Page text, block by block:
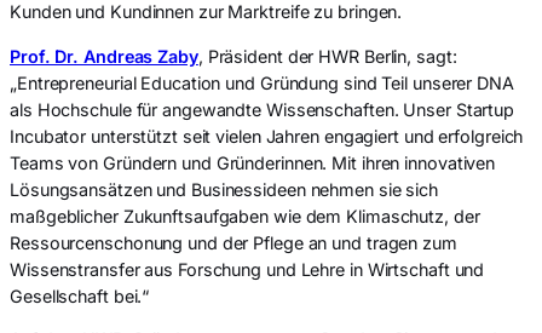
Kunden und Kundinnen zur Marktreife zu bringen.
Prof. Dr. Andreas Zaby, Präsident der HWR Berlin, sagt:
„Entrepreneurial Education und Gründung sind Teil unserer DNA
als Hochschule für angewandte Wissenschaften. Unser Startup
Incubator unterstützt seit vielen Jahren engagiert und erfolgreich
Teams von Gründern und Gründerinnen. Mit ihren innovativen
Lösungsansätzen und Businessideen nehmen sie sich
maßgeblicher Zukunftsaufgaben wie dem Klimaschutz, der
Ressourcenschonung und der Pflege an und tragen zum
Wissenstransfer aus Forschung und Lehre in Wirtschaft und
Gesellschaft bei.“